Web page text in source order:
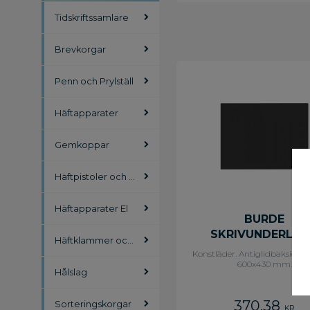
BURDE
SVART
Konstläder. Antiglidbaksida,
600x430 mm.
370,38
Tidskriftssamlare
Brevkorgar
Penn och Prylställ
Häftapparater
Gemkoppar
Häftpistoler och Häfttänger
Häftapparater El
Häftklammer och tillbehör
Hålslag
Sorteringskorgar